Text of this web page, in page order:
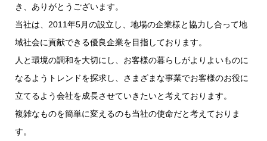
き、ありがとうございます。
当社は、2011年5月の設立し、地場の企業様と協力し合って地
域社会に貢献できる優良企業を目指しております。
人と環境の調和を大切にし、お客様の暮らしがよりよいものに
なるようトレンドを探求し、さまざまな事業でお客様のお役に
立てるよう会社を成長させていきたいと考えております。
複雑なものを簡単に変えるのも当社の使命だと考えておりま
す。